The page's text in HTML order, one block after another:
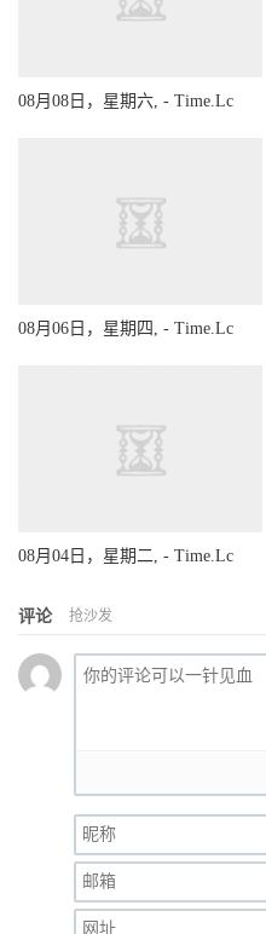
08月08日，星期六, - Time.Lc
08月06日，星期四, - Time.Lc
08月04日，星期二, - Time.Lc
评论 抢沙发